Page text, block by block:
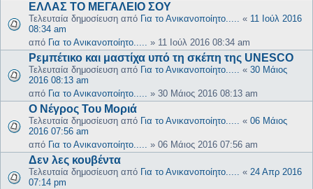
ΕΛΛΑΣ ΤΟ ΜΕΓΑΛΕΙΟ ΣΟΥ
Τελευταία δημοσίευση από Για το Ανικανοποίητο..... « 11 Ιούλ 2016
08:34 am
από Για το Ανικανοποίητο..... » 11 Ιούλ 2016 08:34 am
Ρεμπέτικο και μαστίχα υπό τη σκέπη της UNESCO
Τελευταία δημοσίευση από Για το Ανικανοποίητο..... « 30 Μάιος
2016 08:13 am
από Για το Ανικανοποίητο..... » 30 Μάιος 2016 08:13 am
Ο Νέγρος Του Μοριά
Τελευταία δημοσίευση από Για το Ανικανοποίητο..... « 06 Μάιος
2016 07:56 am
από Για το Ανικανοποίητο..... » 06 Μάιος 2016 07:56 am
Δεν λες κουβέντα
Τελευταία δημοσίευση από Για το Ανικανοποίητο..... « 24 Απρ 2016
07:14 pm